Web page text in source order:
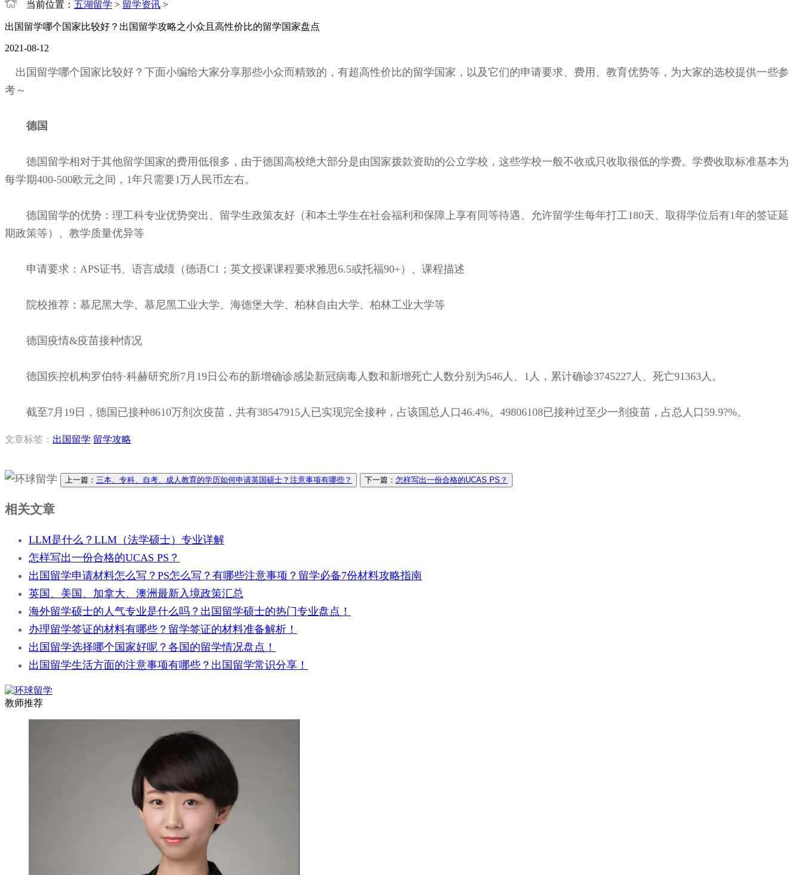
当前位置： 五湖留学 > 留学资讯 >
出国留学哪个国家比较好？出国留学攻略之小众且高性价比的留学国家盘点
2021-08-12
出国留学哪个国家比较好？下面小编给大家分享那些小众而精致的，有超高性价比的留学国家，以及它们的申请要求、费用、教育优势等，为大家的选校提供一些参
考～
德国
德国留学相对于其他留学国家的费用低很多，由于德国高校绝大部分是由国家拨款资助的公立学校，这些学校一般不收或只收取很低的学费。学费收取标准基本为
每学期400-500欧元之间，1年只需要1万人民币左右。
德国留学的优势：理工科专业优势突出、留学生政策友好（和本土学生在社会福利和保障上享有同等待遇、允许留学生每年打工180天、取得学位后有1年的签证延
期政策等）、教学质量优异等
申请要求：APS证书、语言成绩（德语C1；英文授课课程要求雅思6.5或托福90+）、课程描述
院校推荐：慕尼黑大学、慕尼黑工业大学、海德堡大学、柏林自由大学、柏林工业大学等
德国疫情&疫苗接种情况
德国疾控机构罗伯特·科赫研究所7月19日公布的新增确诊感染新冠病毒人数和新增死亡人数分别为546人、1人，累计确诊3745227人、死亡91363人。
截至7月19日，德国已接种8610万剂次疫苗，共有38547915人已实现完全接种，占该国总人口46.4%。49806108已接种过至少一剂疫苗，占总人口59.9?%。
文章标签： 出国留学 留学攻略
上一篇： 三本、专科、自考、成人教育的学历如何申请英国硕士？注意事项有哪些？ 下一篇： 怎样写出一份合格的UCAS PS？
相关文章
LLM是什么？LLM（法学硕士）专业详解
怎样写出一份合格的UCAS PS？
出国留学申请材料怎么写？PS怎么写？有哪些注意事项？留学必备7份材料攻略指南
英国、美国、加拿大、澳洲最新入境政策汇总
海外留学硕士的人气专业是什么吗？出国留学硕士的热门专业盘点！
办理留学签证的材料有哪些？留学签证的材料准备解析！
出国留学选择哪个国家好呢？各国的留学情况盘点！
出国留学生活方面的注意事项有哪些？出国留学常识分享！
教师推荐